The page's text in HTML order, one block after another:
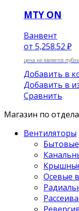
MTY ON
Ванвент
от 5,258.52 ₽
цена не является
Добавить в
Добавить в
Сравнить
Магазин по
Вентиляторы
Осевые